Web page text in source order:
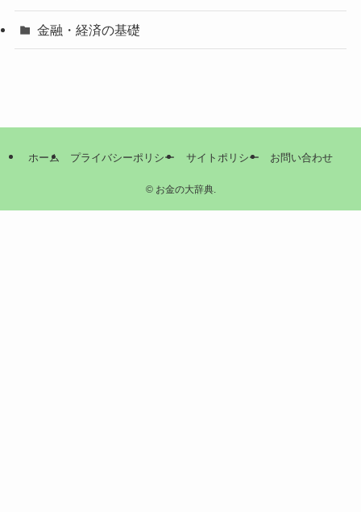
金融・経済の基礎
ホーム プライバシーポリシー サイトポリシー お問い合わせ
©お金の大辞典.